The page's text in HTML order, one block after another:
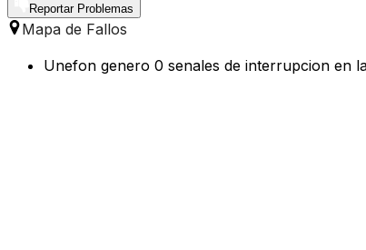
Reportar Problemas
Mapa de Fallos
Unefon genero 0 senales de interrupcion en